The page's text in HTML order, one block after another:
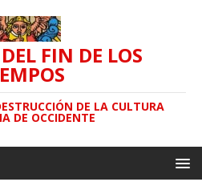
FIN DE LOS
DE LA CULTURA
DE OCCIDENTE